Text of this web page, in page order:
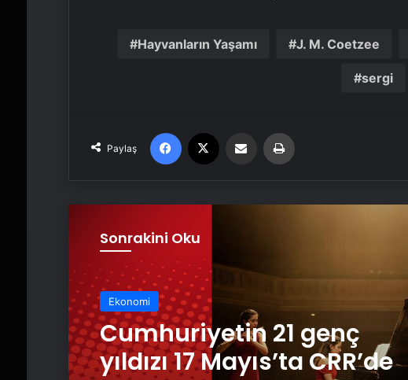
Hayvanların Yaşamı J. M. Coetzee
sergi
Paylaş
Facebook Email'den paylaş
Sonrakini Oku
Ekonomi
Cumhuriyetin 21 genç
yıldızı 17 Mayıs’ta CRR’de
Ekonomi